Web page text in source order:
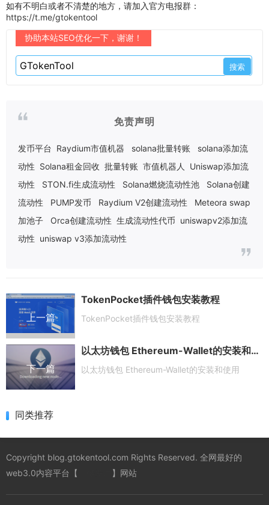
如有不明白或者不清楚的地方，请加入官方电报群：
https://t.me/gtokentool
协助本站SEO优化一下，谢谢！
免责声明
发币平台 Raydium市值机器 solana批量转账
solana添加流
动性 Solana租金回收 批量转账 市值机器人
Uniswap添加流
动性
STON.fi生成流动性 Solana燃烧流动性池
Solana创建
流动性
PUMP发币 Raydium V2创建流动性
Meteora swap
加池子
Orca创建流动性 生成流动性代币 uniswapv2添加流
动性 uniswap v3添加流动性
上一篇
TokenPocket插件钱包安装教程
TokenPocket插件钱包安装教程
下一篇
以太坊钱包 Ethereum-Wallet的安装和使用
以太坊钱包 Ethereum-Wallet的安装和使用
同类推荐
Copyright blog.gtokentool.com Rights Reserved. 全网最好的
web3.0内容平台【
】网站